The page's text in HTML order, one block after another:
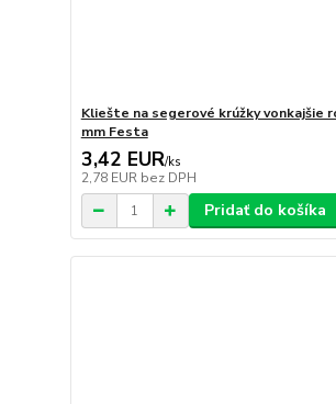
Kliešte na segerové krúžky vonkajšie
mm Festa
3,42 EUR/ks
2,78 EUR bez DPH
Pridať do košíka